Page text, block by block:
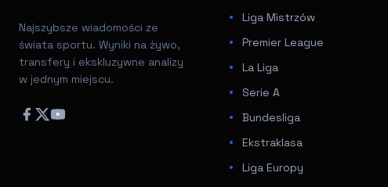
Najszybsze wiadomości ze
świata sportu. Wyniki na żywo,
transfery i ekskluzywne analizy
w jednym miejscu.
Liga Mistrzów
Premier League
La Liga
Serie A
Bundesliga
Ekstraklasa
Liga Europy